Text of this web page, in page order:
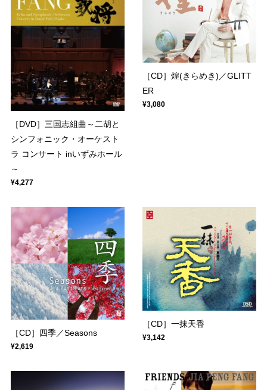
［DVD］三国志組曲～二胡と
シンフォニック・オーケスト
ラ コンサート inいずみホール
～
¥4,277
［CD］煌(きらめき)／GLITT
ER
¥3,080
［CD］四季／Seasons
¥2,619
［CD］一抹天香
¥3,142